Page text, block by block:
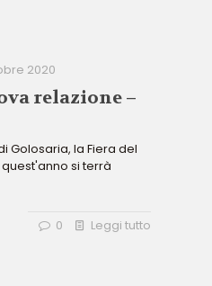
2020
relazione –
Golosaria, la Fiera del
si terrà
0 Leggi tutto